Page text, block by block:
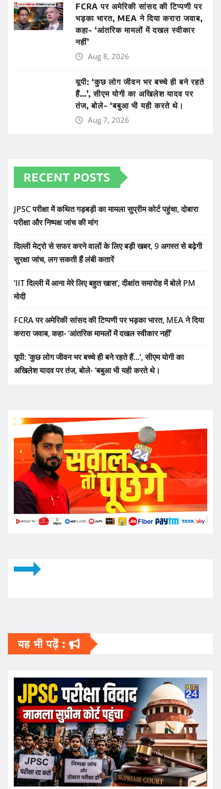
FCRA पर अमेरिकी सांसद की टिप्पणी पर
भड़का भारत, MEA ने दिया करारा जवाब,
कहा- ‘आंतरिक मामलों में दखल स्वीकार
नहीं’
Aug 8, 2026
यूपी: ‘कुछ लोग जीवन भर बच्चे ही बने रहते
हैं…’, सीएम योगी का अखिलेश यादव पर
तंज, बोले- ‘बबुआ भी यही करते थे।
Aug 7, 2026
RECENT POSTS
JPSC परीक्षा में कथित गड़बड़ी का मामला सुप्रीम कोर्ट पहुंचा, दोबारा
परीक्षा और निष्पक्ष जांच की मांग
दिल्ली मेट्रो से सफर करने वालों के लिए बड़ी खबर, 9 अगस्त से बढ़ेगी
सुरक्षा जांच, लग सकती हैं लंबी कतारें
‘IIT दिल्ली में आना मेरे लिए बहुत खास’, दीक्षांत समारोह में बोले PM
मोदी
FCRA पर अमेरिकी सांसद की टिप्पणी पर भड़का भारत, MEA ने दिया
करारा जवाब, कहा- ‘आंतरिक मामलों में दखल स्वीकार नहीं’
यूपी: ‘कुछ लोग जीवन भर बच्चे ही बने रहते हैं…’, सीएम योगी का
अखिलेश यादव पर तंज, बोले- ‘बबुआ भी यही करते थे।
यह भी पढ़ें :